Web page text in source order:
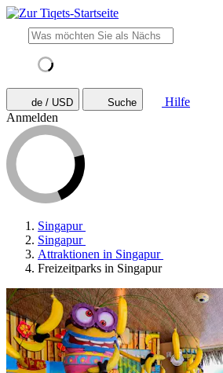
de / USD Suche
Hilfe
Anmelden
Singapur
Singapur
Attraktionen in Singapur
Freizeitparks in Singapur